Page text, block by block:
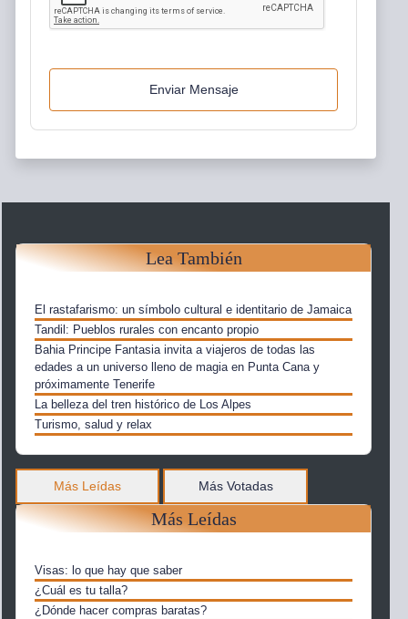
Enviar Mensaje
Lea También
El rastafarismo: un símbolo cultural e identitario de Jamaica
Tandil: Pueblos rurales con encanto propio
Bahia Principe Fantasia invita a viajeros de todas las
edades a un universo lleno de magia en Punta Cana y
próximamente Tenerife
La belleza del tren histórico de Los Alpes
Turismo, salud y relax
Más Leídas Más Votadas
Más Leídas
Visas: lo que hay que saber
¿Cuál es tu talla?
¿Dónde hacer compras baratas?